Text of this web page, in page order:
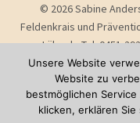
© 2026 Sabine
Feldenkrais und
Lübeck, Tel. 0451-
Unsere Website
Website zu
bestmöglichen
klicken, erklären